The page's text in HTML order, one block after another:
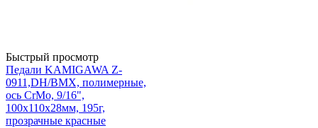
Быстрый просмотр
Педали KAMIGAWA Z-
0911,DH/BMX, полимерные,
ось CrMo, 9/16",
100х110х28мм, 195г,
прозрачные красные